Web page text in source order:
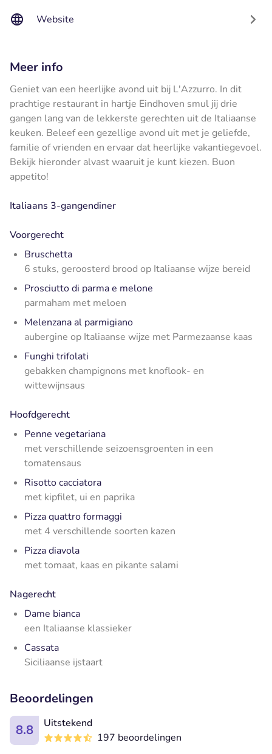
Website
Meer info
Geniet van een heerlijke avond uit bij L'Azzurro. In dit
prachtige restaurant in hartje Eindhoven smul jij drie
gangen lang van de lekkerste gerechten uit de Italiaanse
keuken. Beleef een gezellige avond uit met je geliefde,
familie of vrienden en ervaar dat heerlijke vakantiegevoel.
Bekijk hieronder alvast waaruit je kunt kiezen. Buon
appetito!
Italiaans 3-gangendiner
Voorgerecht
Bruschetta
6 stuks, geroosterd brood op Italiaanse wijze bereid
Prosciutto di parma e melone
parmaham met meloen
Melenzana al parmigiano
aubergine op Italiaanse wijze met Parmezaanse kaas
Funghi trifolati
gebakken champignons met knoflook- en
wittewijnsaus
Hoofdgerecht
Penne vegetariana
met verschillende seizoensgroenten in een
tomatensaus
Risotto cacciatora
met kipfilet, ui en paprika
Pizza quattro formaggi
met 4 verschillende soorten kazen
Pizza diavola
met tomaat, kaas en pikante salami
Nagerecht
Dame bianca
een Italiaanse klassieker
Cassata
Siciliaanse ijstaart
Beoordelingen
8.8
Uitstekend
197 beoordelingen